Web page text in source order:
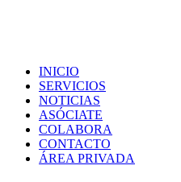
INICIO
SERVICIOS
NOTICIAS
ASÓCIATE
COLABORA
CONTACTO
ÁREA PRIVADA